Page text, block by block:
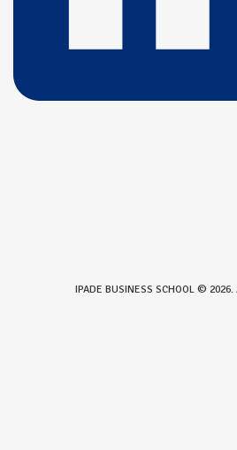
IPADE BUSINESS SCHOOL ©